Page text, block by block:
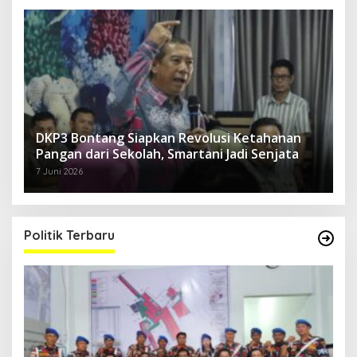
DKP3 Bontang Siapkan Revolusi Ketahanan
Pangan dari Sekolah, Smartani Jadi Senjata
7 Juni 2026
Politik Terbaru